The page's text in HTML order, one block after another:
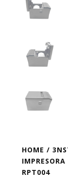
HOME /
RPT004